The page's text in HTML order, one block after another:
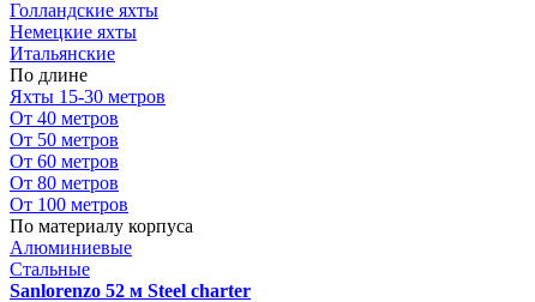
Голландские яхты
Немецкие яхты
Итальянские
По длине
Яхты 15-30 метров
От 40 метров
От 50 метров
От 60 метров
От 80 метров
От 100 метров
По материалу корпуса
Алюминиевые
Стальные
Sanlorenzo 52 м Steel charter